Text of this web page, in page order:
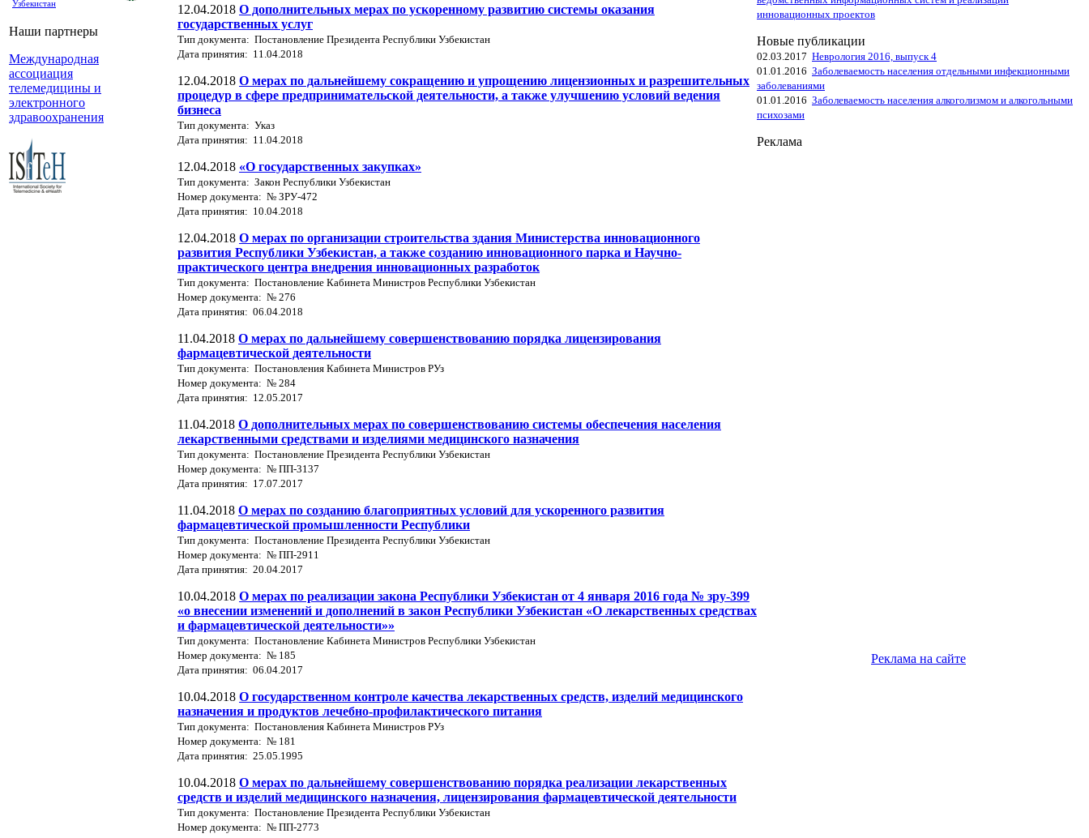
Узбекистан
Наши партнеры
Международная
ассоциация
телемедицины и
электронного
здравоохранения
12.04.2018 О дополнительных мерах по ускоренному развитию системы оказания
государственных услуг
Тип документа: Постановление Президента Республики Узбекистан
Дата принятия: 11.04.2018
12.04.2018 О мерах по дальнейшему сокращению и упрощению лицензионных и разрешительных
процедур в сфере предпринимательской деятельности, а также улучшению условий ведения
бизнеса
Тип документа: Указ
Дата принятия: 11.04.2018
12.04.2018 «О государственных закупках»
Тип документа: Закон Республики Узбекистан
Номер документа: № ЗРУ-472
Дата принятия: 10.04.2018
12.04.2018 О мерах по организации строительства здания Министерства инновационного
развития Республики Узбекистан, а также созданию инновационного парка и Научно-
практического центра внедрения инновационных разработок
Тип документа: Постановление Кабинета Министров Республики Узбекистан
Номер документа: № 276
Дата принятия: 06.04.2018
11.04.2018 О мерах по дальнейшему совершенствованию порядка лицензирования
фармацевтической деятельности
Тип документа: Постановления Кабинета Министров РУз
Номер документа: № 284
Дата принятия: 12.05.2017
11.04.2018 О дополнительных мерах по совершенствованию системы обеспечения населения
лекарственными средствами и изделиями медицинского назначения
Тип документа: Постановление Президента Республики Узбекистан
Номер документа: № ПП-3137
Дата принятия: 17.07.2017
11.04.2018 О мерах по созданию благоприятных условий для ускоренного развития
фармацевтической промышленности Республики
Тип документа: Постановление Президента Республики Узбекистан
Номер документа: № ПП-2911
Дата принятия: 20.04.2017
10.04.2018 О мерах по реализации закона Республики Узбекистан от 4 января 2016 года № зру-399
«о внесении изменений и дополнений в закон Республики Узбекистан «О лекарственных средствах
и фармацевтической деятельности»»
Тип документа: Постановление Кабинета Министров Республики Узбекистан
Номер документа: № 185
Дата принятия: 06.04.2017
10.04.2018 О государственном контроле качества лекарственных средств, изделий медицинского
назначения и продуктов лечебно-профилактического питания
Тип документа: Постановления Кабинета Министров РУз
Номер документа: № 181
Дата принятия: 25.05.1995
10.04.2018 О мерах по дальнейшему совершенствованию порядка реализации лекарственных
средств и изделий медицинского назначения, лицензирования фармацевтической деятельности
Тип документа: Постановление Президента Республики Узбекистан
Номер документа: № ПП-2773
инновационных проектов
Новые публикации
02.03.2017 Неврология 2016, выпуск 4
01.01.2016 Заболеваемость населения отдельными инфекционными
заболеваниями
01.01.2016 Заболеваемость населения алкоголизмом и алкогольными
психозами
Реклама
Реклама на сайте